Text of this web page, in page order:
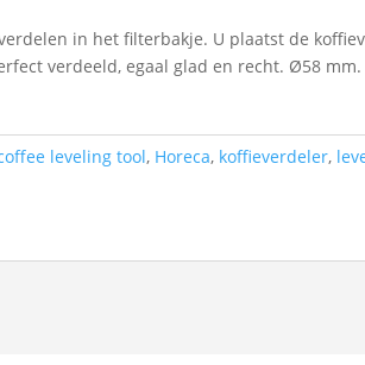
in het filterbakje. U plaatst de
verdeeld, egaal glad en recht. Ø58 mm.
leveling tool, Horeca, koffieverdeler,